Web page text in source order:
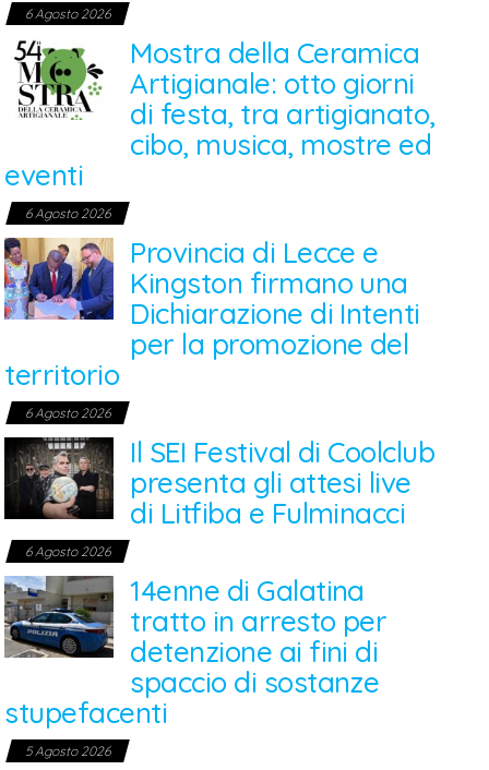
6 Agosto 2026
Mostra della Ceramica
Artigianale: otto giorni
di festa, tra artigianato,
cibo, musica, mostre ed
eventi
6 Agosto 2026
Provincia di Lecce e
Kingston firmano una
Dichiarazione di Intenti
per la promozione del
territorio
6 Agosto 2026
Il SEI Festival di Coolclub
presenta gli attesi live
di Litfiba e Fulminacci
6 Agosto 2026
14enne di Galatina
tratto in arresto per
detenzione ai fini di
spaccio di sostanze
stupefacenti
5 Agosto 2026